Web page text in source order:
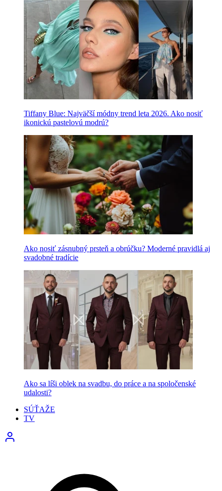
Tiffany Blue: Najväčší módny trend leta 2026. Ako nosiť
ikonickú pastelovú modrú?
Ako nosiť zásnubný prsteň a obrúčku? Moderné pravidlá aj
svadobné tradície
Ako sa líši oblek na svadbu, do práce a na spoločenské
udalosti?
SÚŤAŽE
TV